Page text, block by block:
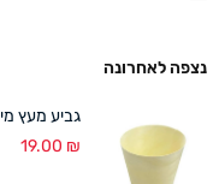
נצפה לאחרונה
גביע מעץ מיני 6/4.5 ס"מ
19.00 ₪